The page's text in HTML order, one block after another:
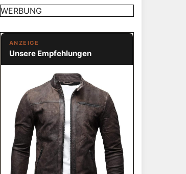
WERBUNG
ANZEIGE
Unsere Empfehlungen